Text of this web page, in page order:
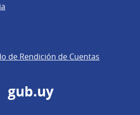
de Rendición de Cuentas
gub.uy